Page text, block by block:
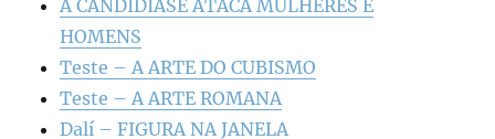
A CANDIDÍASE ATACA MULHERES E
HOMENS
Teste – A ARTE DO CUBISMO
Teste – A ARTE ROMANA
Dalí – FIGURA NA JANELA